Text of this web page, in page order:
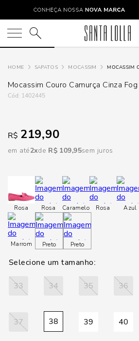
O que você está procurando?
SAPATOS MOCASSIM
Mocassim Couro Camurça Cinza Fog
: 1402445
R$ 219,90
em até2 R$ 109,95sem juros
Rosa Rosa Caramelo Rosa Azul
Marrom Preto Preto
33 34 35 36
37 38 39 40